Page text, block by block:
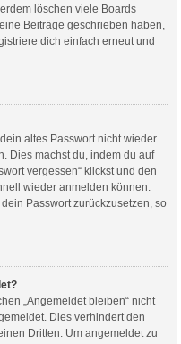
löschen viele Boards
Beiträge geschrieben haben,
dich einfach erneut und
altes Passwort nicht wieder
Dies machst du, indem du auf
vergessen“ klickst und den
wieder anmelden können.
Passwort zurückzusetzen, so
„Angemeldet bleiben“ nicht
Dies verhindert den
Dritten. Um angemeldet zu